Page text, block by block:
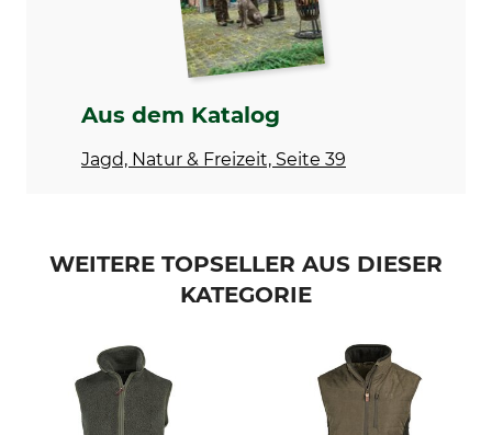
Eigenschaften
geräuscharm
Jahreszeit
Passform
regular
Aus dem Katalog
Jagd, Natur & Freizeit, Seite 39
WEITERE TOPSELLER AUS DIESER
KATEGORIE